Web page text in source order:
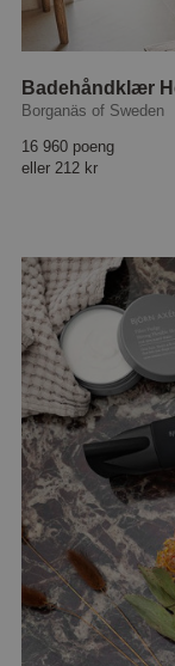
Badehåndklær
Borganäs of Sweden
16 960 poeng
eller 212 kr